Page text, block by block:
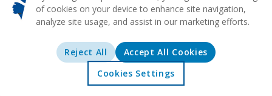
Offerte Esplurazione
per viaghji trà u 03/11/25 è u 17/12/25 inclusu. I viaghji si
applicanu à voli diretti di andata è ritornu à una tariffa
destinazioni cuncernate sò Aiacciu, Bastia è Bruxelles-
Charleroi. Attenzione chì u numeru di posti dispunibili hè
limitatu, è ogni mudifica di prenotazione pò cumpurtà
costi addiziunali se a tariffa scelta inizialmente ùn hè più
of cookies on your device to enhance site navigation,
analyze site usage, and assist in our marketing efforts.
Reject All
Accept All Cookies
Cookies Settings